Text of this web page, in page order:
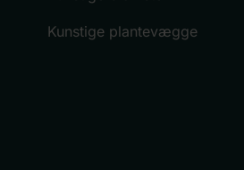
Kunstige plantevægge